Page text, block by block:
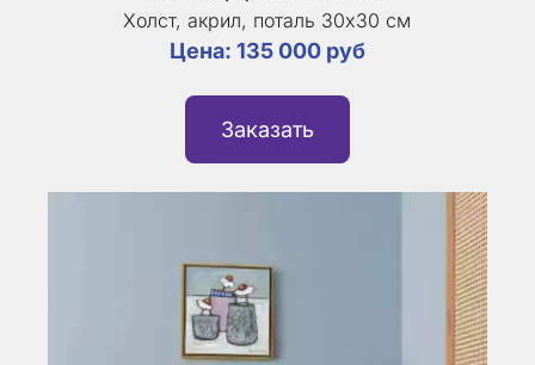
Холст, акрил, поталь 30х30 см
Цена: 135 000 руб
Заказать